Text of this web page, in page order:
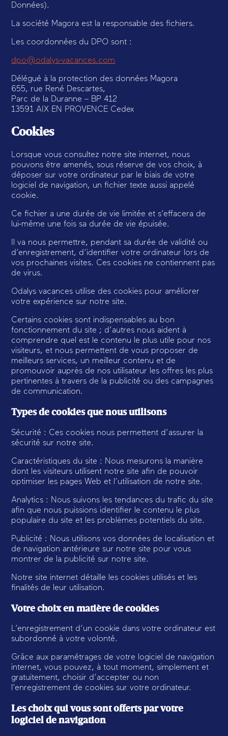
Données).
La société Magora est la responsable des fichiers.
Les coordonnées du DPO sont :
dpo@odalys-vacances.com
Délégué à la protection des données Magora
655, rue René Descartes,
Parc de la Duranne – BP 412
13591 AIX EN PROVENCE Cedex
Cookies
Lorsque vous consultez notre site internet, nous
pouvons être amenés, sous réserve de vos choix, à
déposer sur votre ordinateur par le biais de votre
logiciel de navigation, un fichier texte aussi appelé
cookie.
Ce fichier a une durée de vie limitée et s’effacera de
lui-même une fois sa durée de vie épuisée.
Il va nous permettre, pendant sa durée de validité ou
d’enregistrement, d’identifier votre ordinateur lors de
vos prochaines visites. Ces cookies ne contiennent pas
de virus.
Odalys vacances utilise des cookies pour améliorer
votre expérience sur notre site.
Certains cookies sont indispensables au bon
fonctionnement du site ; d’autres nous aident à
comprendre quel est le contenu le plus utile pour nos
visiteurs, et nous permettent de vous proposer de
meilleurs services, un meilleur contenu et de
promouvoir auprès de nos utilisateur les offres les plus
pertinentes à travers de la publicité ou des campagnes
de communication.
Types de cookies que nous utilisons
Sécurité : Ces cookies nous permettent d’assurer la
sécurité sur notre site.
Caractéristiques du site : Nous mesurons la manière
dont les visiteurs utilisent notre site afin de pouvoir
optimiser les pages Web et l’utilisation de notre site.
Analytics : Nous suivons les tendances du trafic du site
afin que nous puissions identifier le contenu le plus
populaire du site et les problèmes potentiels du site.
Publicité : Nous utilisons vos données de localisation et
de navigation antérieure sur notre site pour vous
montrer de la publicité sur notre site.
Notre site internet détaille les cookies utilisés et les
finalités de leur utilisation.
Votre choix en matière de cookies
L’enregistrement d’un cookie dans votre ordinateur est
subordonné à votre volonté.
Grâce aux paramétrages de votre logiciel de navigation
internet, vous pouvez, à tout moment, simplement et
gratuitement, choisir d’accepter ou non
l’enregistrement de cookies sur votre ordinateur.
Les choix qui vous sont offerts par votre
logiciel de navigation